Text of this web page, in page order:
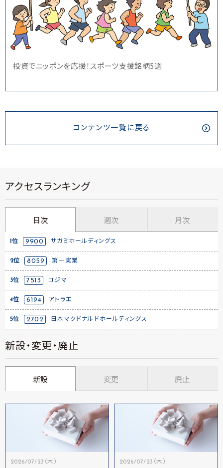
投資でニッポンを応援！スポーツ支援銘柄5選
コンテンツ一覧に戻る
アクセスランキング
日次 週次 月次
1位 9900 サガミホールディングス
2位 8059 第一実業
3位 7513 コジマ
4位 6194 アトラエ
5位 2702 日本マクドナルドホールディングス
新設・変更・廃止
新設 変更 廃止
2026/07/23（木） 2026/07/23（木）